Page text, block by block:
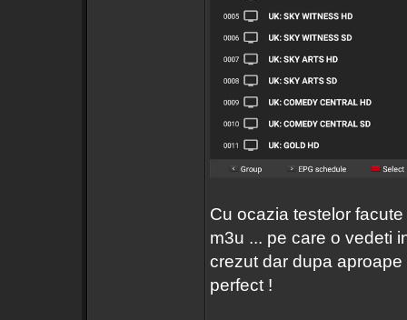
Cu ocazia testelor
m3u ... pe care o vedeti
crezut dar dupa
perfect !